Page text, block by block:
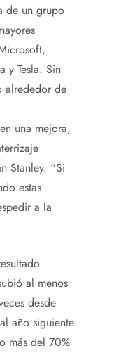
de un grupo
y Tesla. Sin
alrededor de
una mejora,
Stanley. “Si
estas
a la
al menos
desde
año siguiente
más del 70%